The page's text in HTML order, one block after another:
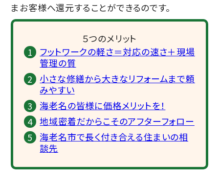
まお客様へ還元することができるのです。
５つのメリット
フットワークの軽さ＝対応の速さ＋現場
管理の質
小さな修繕から大きなリフォームまで頼
みやすい
海老名の皆様に価格メリットを！
地域密着だからこそのアフターフォロー
海老名市で長く付き合える住まいの相
談先